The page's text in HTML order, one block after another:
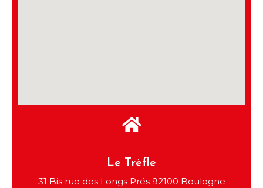
Le Trèfle
31 Bis rue des Longs Prés 92100 Boulogne